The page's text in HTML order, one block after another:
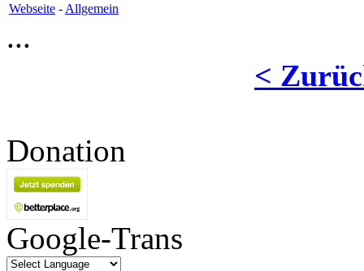
Webseite - Allgemein
...
<
Donation
Google-Trans